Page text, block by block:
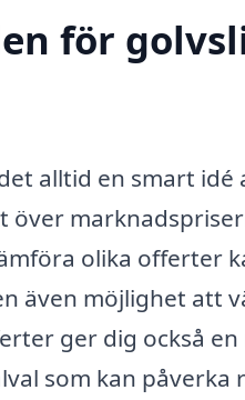
för
alltid en smart
olika offerter
även möjlighet att
ger dig också
som kan påverka